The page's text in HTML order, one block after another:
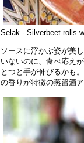
Selak - Silverbeet rolls
ソースに浮かぶ姿が美
いないのに、食べ応え
とつと手が伸びるかも
の香りが特徴の蒸留酒